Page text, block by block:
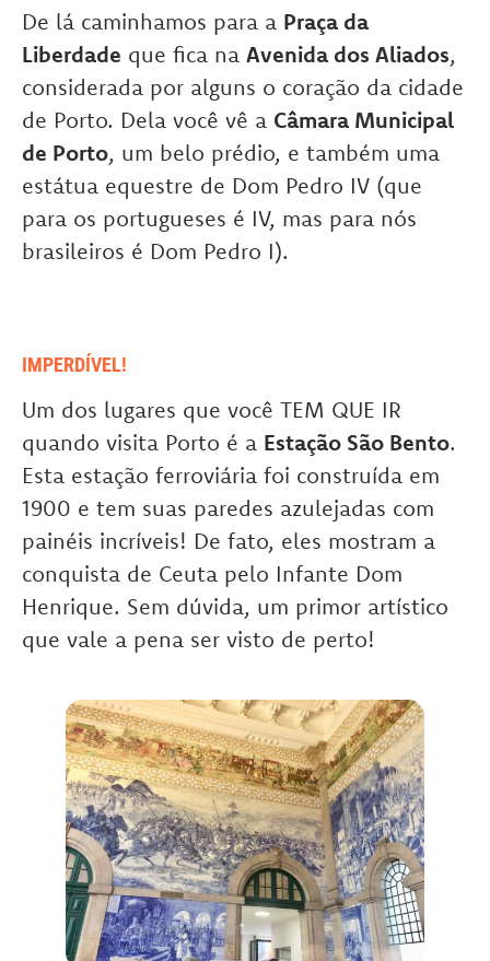
De lá caminhamos para a Praça da
Liberdade que fica na Avenida dos Aliados,
considerada por alguns o coração da cidade
de Porto. Dela você vê a Câmara Municipal
de Porto, um belo prédio, e também uma
estátua equestre de Dom Pedro IV (que
para os portugueses é IV, mas para nós
brasileiros é Dom Pedro I).
IMPERDÍVEL!
Um dos lugares que você TEM QUE IR
quando visita Porto é a Estação São Bento.
Esta estação ferroviária foi construída em
1900 e tem suas paredes azulejadas com
painéis incríveis! De fato, eles mostram a
conquista de Ceuta pelo Infante Dom
Henrique. Sem dúvida, um primor artístico
que vale a pena ser visto de perto!